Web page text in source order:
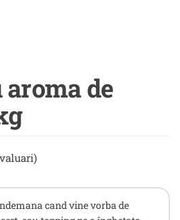
de
cand vine vorba de